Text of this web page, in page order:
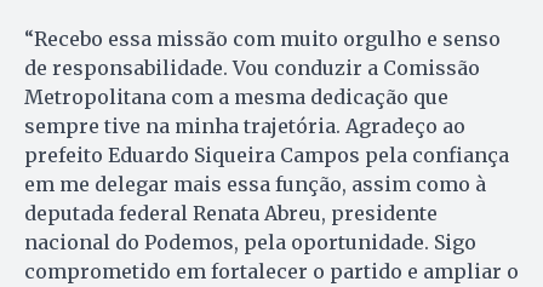
“Recebo essa missão com muito orgulho e senso
de responsabilidade. Vou conduzir a Comissão
Metropolitana com a mesma dedicação que
sempre tive na minha trajetória. Agradeço ao
prefeito Eduardo Siqueira Campos pela confiança
em me delegar mais essa função, assim como à
deputada federal Renata Abreu, presidente
nacional do Podemos, pela oportunidade. Sigo
comprometido em fortalecer o partido e ampliar o